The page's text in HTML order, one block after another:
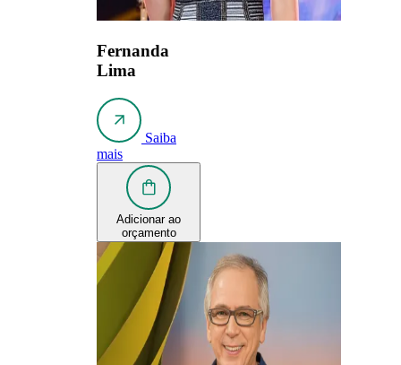
Fernanda
Lima
Saiba
mais
Adicionar ao
orçamento